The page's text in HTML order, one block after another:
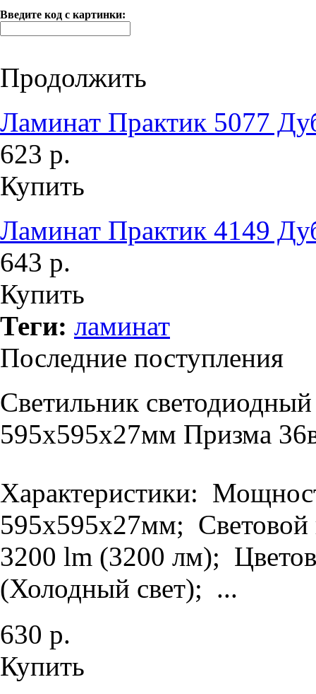
Введите код с картинки:
Продолжить
Ламинат Практик 5077
623 р.
Купить
Ламинат Практик 4149
643 р.
Купить
Теги: ламинат
Последние поступления
Светильник
595х595х27мм Призма
Характеристики:
595х595х27мм; Световой
3200 lm (3200 лм);
(Холодный свет); ...
630 р.
Купить